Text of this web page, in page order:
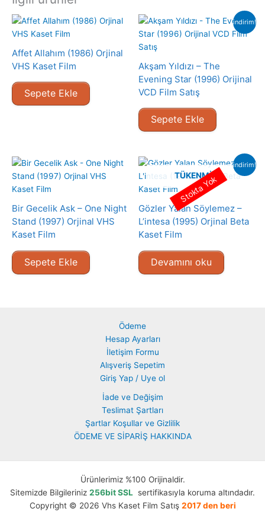
Affet Allahım (1986) Orjinal
VHS Kaset Film
Sepete Ekle
indirim!
Akşam Yıldızı – The
Evening Star (1996) Orijinal
VCD Film Satış
Sepete Ekle
Bir Gecelik Ask – One Night
Stand (1997) Orjinal VHS
Kaset Film
Sepete Ekle
indirim!
TÜKENMIŞ
Gözler Yalan Söylemez –
L’intesa (1995) Orjinal Beta
Kaset Film
Devamını oku
Stokta Yok
Ödeme
Hesap Ayarları
İletişim Formu
Alışveriş Sepetim
Giriş Yap / Uye ol
İade ve Değişim
Teslimat Şartları
Şartlar Koşullar ve Gizlilik
ÖDEME VE SİPARİŞ HAKKINDA
Ürünlerimiz %100 Orijinaldir.
Sitemizde Bilgileriniz 256bit SSL sertifikasıyla koruma altındadır.
Copyright © 2026 Vhs Kaset Film Satış 2017 den beri